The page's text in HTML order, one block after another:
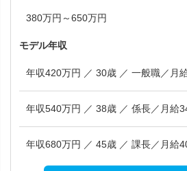
380万円～650万円
モデル年収
年収420万円 ／ 30歳
年収540万円 ／ 38歳 ／
年収680万円 ／ 45歳 ／